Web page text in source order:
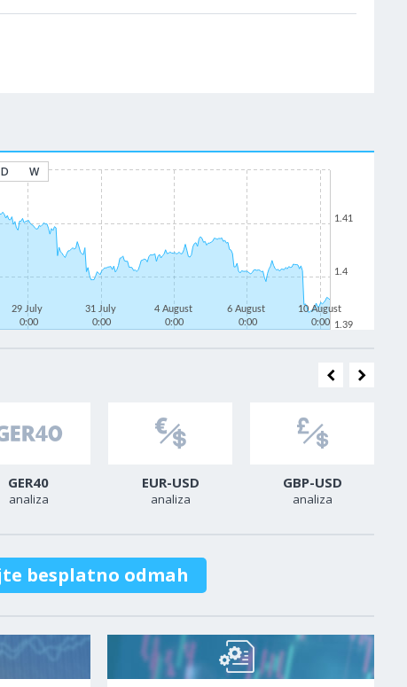
D W
29 July
0:00
31 July
0:00
4 August
0:00
6 August
0:00
10 August
0:00 1.39
1.4
1.41
GER40
analiza
EUR-USD
analiza
GBP-USD
analiza
besplatno odmah